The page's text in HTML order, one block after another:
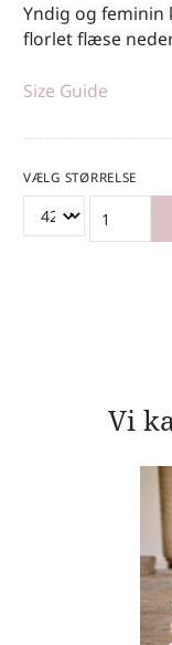
Yndig og feminin
florlet flæse
Size Guide
VÆLG STØRRELSE
Vi